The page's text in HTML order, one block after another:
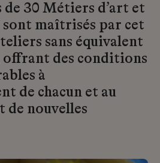
30 Métiers d’art et
maîtrisés par cet
sans équivalent
offrant des conditions
à
de chacun et au
de nouvelles